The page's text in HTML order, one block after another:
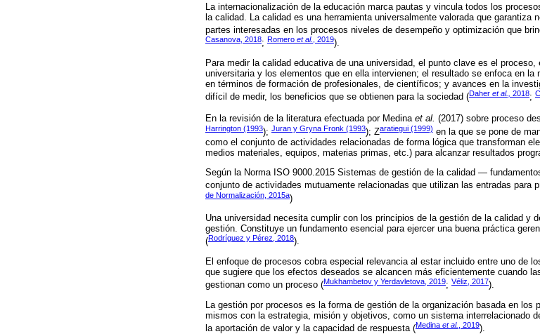
La internacionalización de la educación marca pautas y vincula todos los
la calidad. La calidad es una herramienta universalmente valorada que
partes interesadas en los procesos niveles de desempeño y optimización que
Casanova, 2018; Romero et al. , 2019).
Para medir la calidad educativa de una universidad, el punto clave es el
universitaria y los elementos que en ella intervienen; el resultado se enfoca en
en términos de formación de profesionales, de científicos; y avances en la
difícil de medir, los beneficios que se obtienen para la sociedad (Daher et al., 2018;
En la revisión de la literatura efectuada por Medina et al. (2017) sobre proceso
Harrington (1993); Juran y Gryna Fronk (1993); Zaratiegui (1999) en la que se pone de
como el conjunto de actividades relacionadas de forma lógica que transforman
medios materiales, equipos, materias primas, etc.) para alcanzar resultados
Según la Norma ISO 9000.2015 Sistemas de gestión de la calidad ―
conjunto de actividades mutuamente relacionadas que utilizan las entradas para
de Normalización, 2015a)
Una universidad necesita cumplir con los principios de la gestión de la calidad y
gestión. Constituye un fundamento esencial para ejercer una buena práctica
(Rodríguez y Pérez, 2018).
El enfoque de procesos cobra especial relevancia al estar incluido entre uno de
que sugiere que los efectos deseados se alcancen más eficientemente cuando
gestionan como un proceso (Mukhambetov y Yerdavletova, 2019; Véliz, 2017).
La gestión por procesos es la forma de gestión de la organización basada en los
mismos con la estrategia, misión y objetivos, como un sistema interrelacionado
la aportación de valor y la capacidad de respuesta (Medina et al. , 2019).